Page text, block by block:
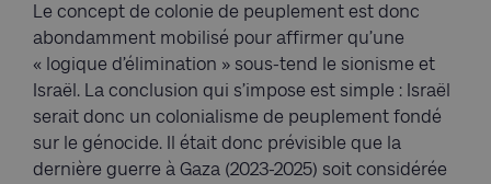
Le concept de colonie de peuplement est donc
abondamment mobilisé pour affirmer qu’une
« logique d’élimination » sous-tend le sionisme et
Israël. La conclusion qui s’impose est simple : Israël
serait donc un colonialisme de peuplement fondé
sur le génocide. Il était donc prévisible que la
dernière guerre à Gaza (2023-2025) soit considérée